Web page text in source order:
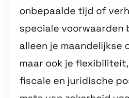
onbepaalde tijd of
speciale voorwaarden
alleen je maandelijkse
maar ook je flexibiliteit,
fiscale en juridische